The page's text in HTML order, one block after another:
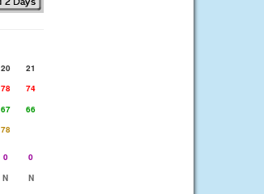
20
21
78
74
67
66
78
0
0
N
N